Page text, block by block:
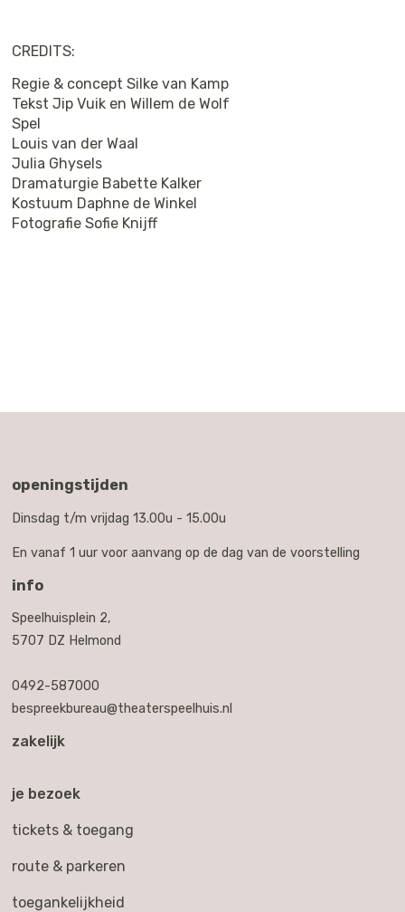
CREDITS:
Regie & concept Silke van Kamp
Tekst Jip Vuik en Willem de Wolf
Spel
Louis van der Waal
Julia Ghysels
Dramaturgie Babette Kalker
Kostuum Daphne de Winkel
Fotografie Sofie Knijff
openingstijden
Dinsdag t/m vrijdag 13.00u - 15.00u
En vanaf 1 uur voor aanvang op de dag van de voorstelling
info
Speelhuisplein 2,
5707 DZ Helmond
0492-587000
bespreekbureau@theaterspeelhuis.nl
zakelijk
je bezoek
tickets & toegang
route & parkeren
toegankelijkheid